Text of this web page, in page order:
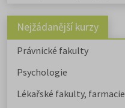
Nejžádanější kurzy
Právnické fakulty
Psychologie
Lékařské fakulty, farmacie